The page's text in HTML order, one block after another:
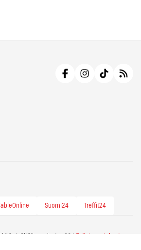
TableOnline Suomi24 Treffit24